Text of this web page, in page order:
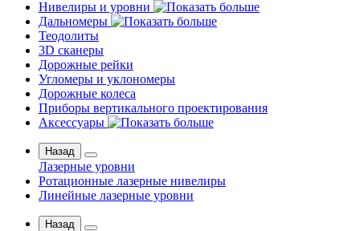
Нивелиры и уровни
Дальномеры
Теодолиты
3D сканеры
Дорожные рейки
Угломеры и уклономеры
Дорожные колеса
Приборы вертикального проектирования
Аксессуары
Назад
Лазерные уровни
Ротационные лазерные нивелиры
Линейные лазерные уровни
Назад